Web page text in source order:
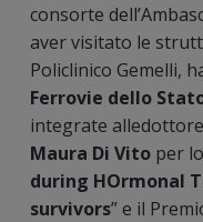
consorte
aver visitato le
Policlinico Gemelli,
Ferrovie dello
integrate
Maura Di Vitoper
during HOrmonal
survivors” e il